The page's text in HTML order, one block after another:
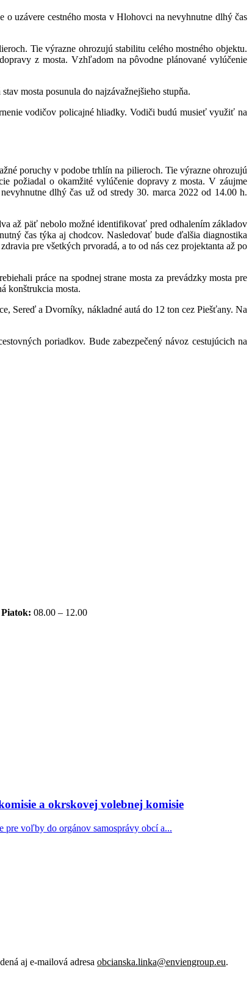
uzávere cestného mosta v Hlohovci na nevyhnutne dlhý čas
Tie výrazne ohrozujú stabilitu celého mostného objektu.
z mosta. Vzhľadom na pôvodne plánované vylúčenie
mosta posunula do najzávažnejšieho stupňa.
vodičov policajné hliadky. Vodiči budú musieť využiť na
poruchy v podobe trhlín na pilieroch. Tie výrazne ohrozujú
požiadal o okamžité vylúčenie dopravy z mosta. V záujme
dlhý čas už od stredy 30. marca 2022 od 14.00 h.
až päť nebolo možné identifikovať pred odhalením základov
čas týka aj chodcov. Nasledovať bude ďalšia diagnostika
pre všetkých prvoradá, a to od nás cez projektanta až po
práce na spodnej strane mosta za prevádzky mosta pre
konštrukcia mosta.
Sereď a Dvorníky, nákladné autá do 12 ton cez Piešťany. Na
poriadkov. Bude zabezpečený návoz cestujúcich na
Piatok: 08.00 – 12.00
a okrskovej volebnej komisie
pre voľby do orgánov samosprávy obcí a...
aj e-mailová adresa obcianska.linka@enviengroup.eu.